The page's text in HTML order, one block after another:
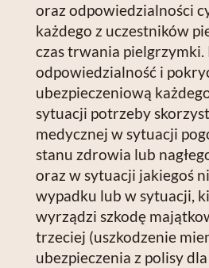
oraz odpowiedzialności
każdego z uczestników
czas trwania pielgrzymki.
odpowiedzialność i
ubezpieczeniową
sytuacji potrzeby
medycznej w sytuacji
stanu zdrowia lub
oraz w sytuacji jakiegoś
wypadku lub w sytuacji,
wyrządzi szkodę
trzeciej (uszkodzenie
ubezpieczenia z polisy